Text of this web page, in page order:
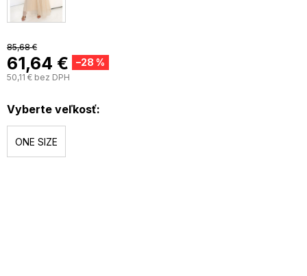
85,68 €
–28 %
61,64 €
50,11 € bez DPH
Vyberte veľkosť:
ONE SIZE